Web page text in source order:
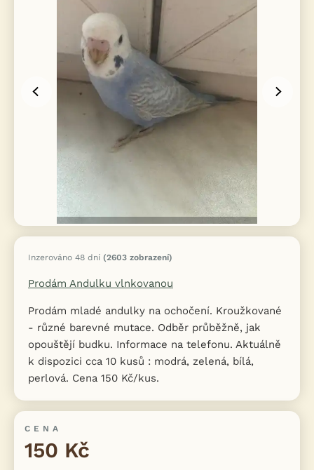
Inzerováno 48 dní (2603 zobrazení)
Prodám Andulku vlnkovanou
Prodám mladé andulky na ochočení. Kroužkované
- různé barevné mutace. Odběr průběžně, jak
opouštějí budku. Informace na telefonu. Aktuálně
k dispozici cca 10 kusů : modrá, zelená, bílá,
perlová. Cena 150 Kč/kus.
CENA
150 Kč